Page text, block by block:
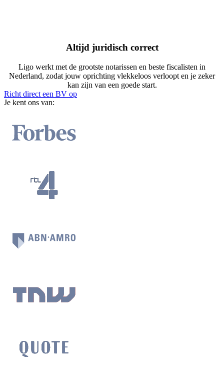
Altijd juridisch correct
Ligo werkt met de grootste notarissen en beste fiscalisten in
Nederland, zodat jouw oprichting vlekkeloos verloopt en je zeker
kan zijn van een goede start.
Richt direct een BV op
Je kent ons van: